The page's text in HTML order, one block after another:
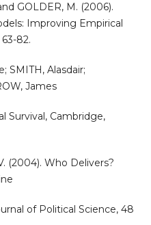
GOLDER, M. (2006).
Improving Empirical
82.
SMITH, Alasdair;
James
Survival, Cambridge,
(2004). Who Delivers?
of Political Science, 48